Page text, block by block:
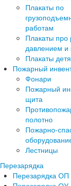
Плакаты по
работам
Плакаты про
давлением и
Плакаты
Пожарный
Фонари
Пожарный
щита
полотно
Пожарно-
Лестницы
Перезарядка
Перезарядка ОП